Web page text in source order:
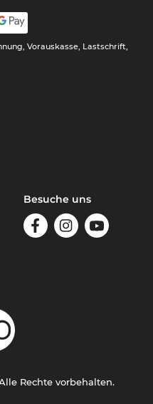
Vorauskasse, Lastschrift,
Besuche uns
Rechte vorbehalten.